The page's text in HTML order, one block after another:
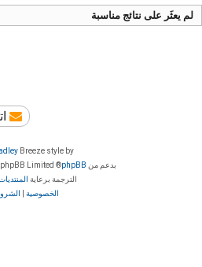
لم يعثَر على نتائج مناسبة
Breeze style by
بدعم من phpBB
® Forum Software © phpBB Limited
الترجمة برعاية
الخصوصية